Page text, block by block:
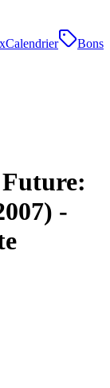
Calendrier
Bons
-